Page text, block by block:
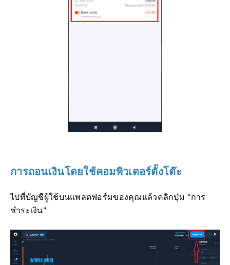
การถอนเงินโดยใช้คอมพิวเตอร์ตั้งโต๊ะ
ไปที่บัญชีผู้ใช้บนแพลตฟอร์มของคุณแล้วคลิกปุ่ม "การ
ชำระเงิน"